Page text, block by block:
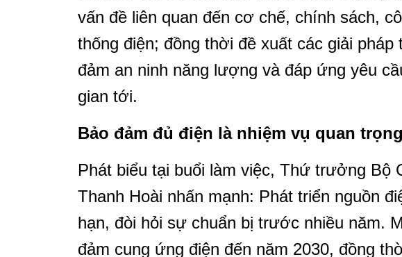
vấn đề liên quan đến cơ chế, chính sách,
thống điện; đồng thời đề xuất các giải pháp
đảm an ninh năng lượng và đáp ứng yêu
gian tới.
Bảo đảm đủ điện là nhiệm vụ quan
Phát biểu tại buổi làm việc, Thứ trưởng Bộ
Thanh Hoài nhấn mạnh: Phát triển nguồn
hạn, đòi hỏi sự chuẩn bị trước nhiều năm.
đảm cung ứng điện đến năm 2030, đồng